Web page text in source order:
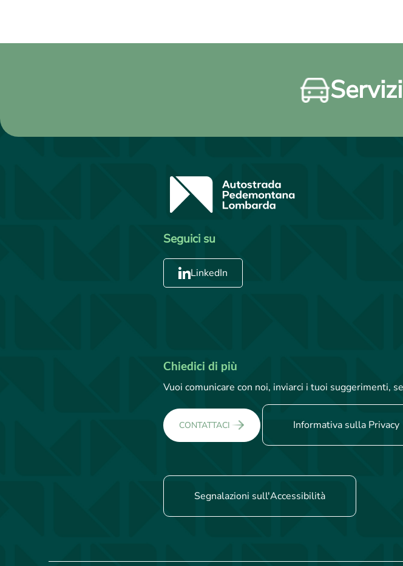
Seguici su
LinkedIn
Chiedici di più
Vuoi comunicare con noi, inviarci i tuoi suggerimenti,
CONTATTACI Informativa sulla Privacy
Segnalazioni sull'Accessibilità